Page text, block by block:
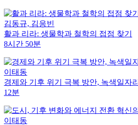
김동규, 김응빈
활과 리라: 생물학과 철학의 접점 찾기
8시간 50분
이태동
경제와 기후 위기 극복 방안, 녹색일자리
12분
이태동